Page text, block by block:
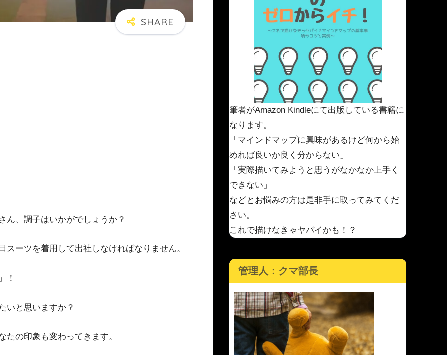
ん、調子はいかがでしょうか？
ーツを着用して出社しなければなりません。
！
いと思いますか？
たの印象も変わってきます。
筆者がAmazon Kindleにて出版している書籍に
なります。
「マインドマップに興味があるけど何から始
めれば良いか良く分からない」
「実際描いてみようと思うがなかなか上手く
できない」
などとお悩みの方は是非手に取ってみてくだ
さい。
これで描けなきゃヤバイかも！？
管理人：クマ部長